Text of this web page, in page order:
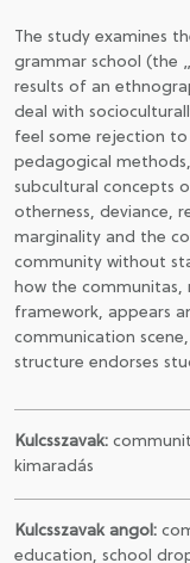
The study examines
grammar school (the
results of an
deal with
feel some rejection to
pedagogical
subcultural concepts
otherness, deviance,
marginality and the
community without
how the communitas,
framework, appears
communication
structure endorses
Kulcsszavak:
kimaradás
Kulcsszavak angol:
education, school